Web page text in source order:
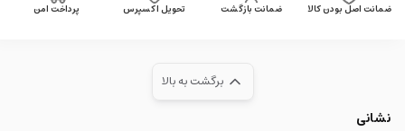
ضمانت اصل بودن کالا ضمانت بازگشت تحویل اکسپرس پرداخت امن
برگشت به بالا
نشانی